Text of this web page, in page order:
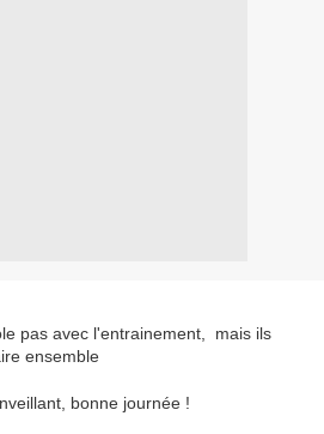
pas avec l'entrainement, mais ils
ensemble
bonne journée !